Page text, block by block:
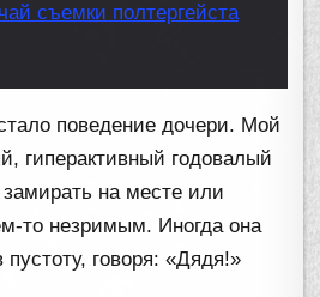
съемки полтергейста
поведение дочери. Мой
гиперактивный годовалый
замирать на месте или
то незримым. Иногда она
говоря: «Дядя!»